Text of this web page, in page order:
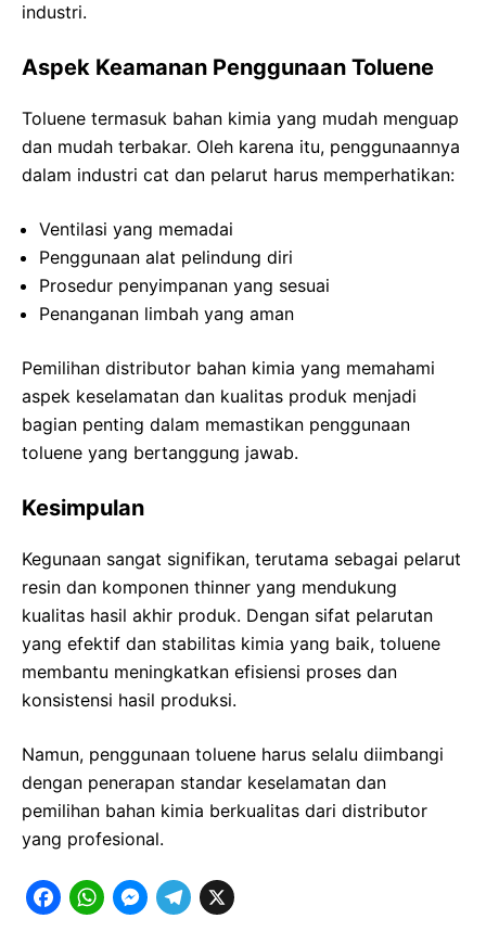
industri.
Aspek Keamanan Penggunaan Toluene
Toluene termasuk bahan kimia yang mudah menguap
dan mudah terbakar. Oleh karena itu, penggunaannya
dalam industri cat dan pelarut harus memperhatikan:
Ventilasi yang memadai
Penggunaan alat pelindung diri
Prosedur penyimpanan yang sesuai
Penanganan limbah yang aman
Pemilihan distributor bahan kimia yang memahami
aspek keselamatan dan kualitas produk menjadi
bagian penting dalam memastikan penggunaan
toluene yang bertanggung jawab.
Kesimpulan
Kegunaan sangat signifikan, terutama sebagai pelarut
resin dan komponen thinner yang mendukung
kualitas hasil akhir produk. Dengan sifat pelarutan
yang efektif dan stabilitas kimia yang baik, toluene
membantu meningkatkan efisiensi proses dan
konsistensi hasil produksi.
Namun, penggunaan toluene harus selalu diimbangi
dengan penerapan standar keselamatan dan
pemilihan bahan kimia berkualitas dari distributor
yang profesional.
F W M T X